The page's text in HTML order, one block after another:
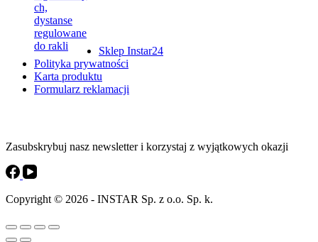
Sklep Instar24
Polityka prywatności
Karta produktu
Formularz reklamacji
Zasubskrybuj nasz newsletter i korzystaj z wyjątkowych okazji
Copyright © 2026 - INSTAR Sp. z o.o. Sp. k.